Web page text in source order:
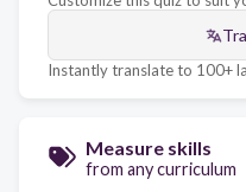
Instantly translate to 100+
Measure skills
from any curriculum